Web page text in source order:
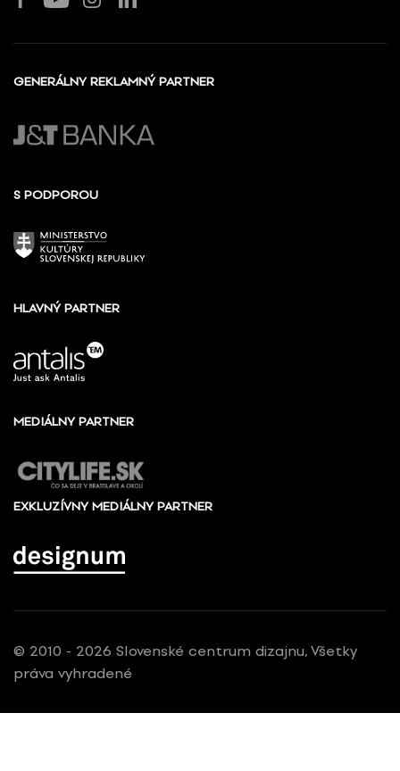
GENERÁLNY REKLAMNÝ PARTNER
S PODPOROU
HLAVNÝ PARTNER
MEDIÁLNY PARTNER
EXKLUZÍVNY MEDIÁLNY PARTNER
© 2010 - 2026 Slovenské centrum dizajnu, Všetky
práva vyhradené